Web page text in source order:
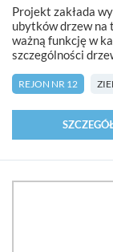
Projekt zakłada
ubytków drzew na
ważną funkcję w
szczególności
REJON NR 12